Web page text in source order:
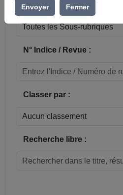
Sous-rubrique / Commune :
N° Indice / Revue :
Classer par :
Recherche libre :
Envoyer Fermer